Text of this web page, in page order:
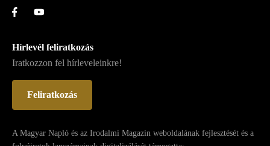
Hírlevél feliratkozás
Iratkozzon fel hírleveleinkre!
Feliratkozás
A Magyar Napló és az Irodalmi Magazin weboldalának fejlesztését és a